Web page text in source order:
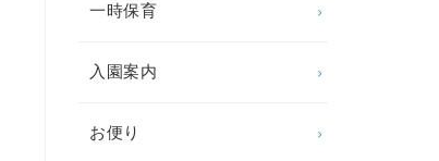
一時保育
入園案内
お便り